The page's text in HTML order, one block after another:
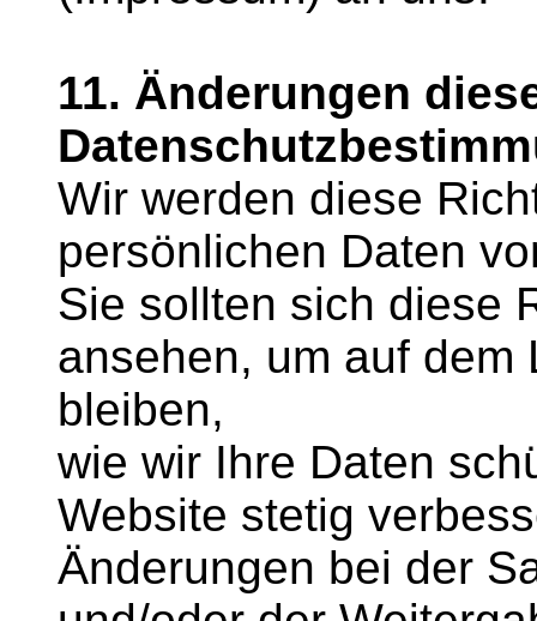
11. Änderungen
Wir werden diese
persönlichen Daten
Sie sollten sich diese
ansehen, um auf dem
bleiben,
wie wir Ihre Daten
Website stetig
Änderungen bei der